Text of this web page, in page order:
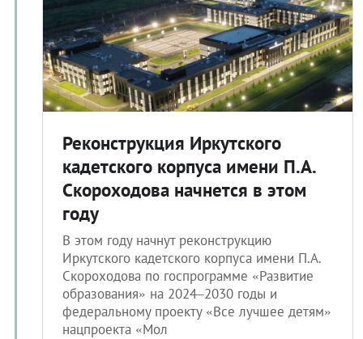
Реконструкция Иркутского
кадетского корпуса имени П.А.
Скороходова начнется в этом
году
В этом году начнут реконструкцию
Иркутского кадетского корпуса имени П.А.
Скороходова по госпрограмме «Развитие
образования» на 2024–2030 годы и
федеральному проекту «Все лучшее детям»
нацпроекта «Мол